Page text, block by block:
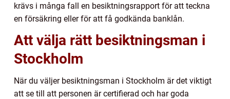
krävs i många fall en besiktningsrapport för att teckna
en försäkring eller för att få godkända banklån.
Att välja rätt besiktningsman i
Stockholm
När du väljer besiktningsman i Stockholm är det viktigt
att se till att personen är certifierad och har goda